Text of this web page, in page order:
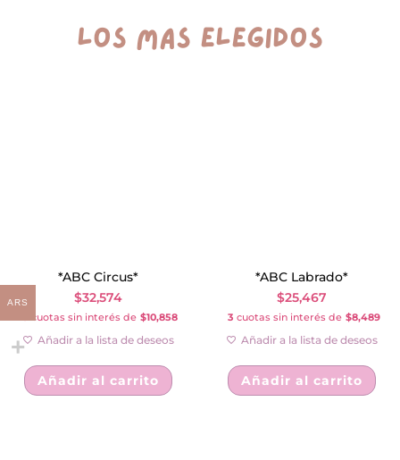
los más elegidos
*ABC Circus*
$32,574
cuotas sin interés de $10,858
Añadir a la lista de deseos
Añadir al carrito
*ABC Labrado*
$25,467
3 cuotas sin interés de $8,489
Añadir a la lista de deseos
Añadir al carrito
ARS